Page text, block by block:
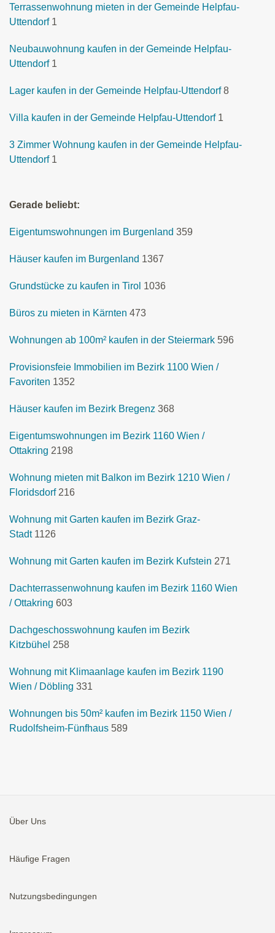
Terrassenwohnung mieten in der Gemeinde Helpfau-
Uttendorf 1
Neubauwohnung kaufen in der Gemeinde Helpfau-
Uttendorf 1
Lager kaufen in der Gemeinde Helpfau-Uttendorf 8
Villa kaufen in der Gemeinde Helpfau-Uttendorf 1
3 Zimmer Wohnung kaufen in der Gemeinde Helpfau-
Uttendorf 1
Gerade beliebt:
Eigentumswohnungen im Burgenland 359
Häuser kaufen im Burgenland 1367
Grundstücke zu kaufen in Tirol 1036
Büros zu mieten in Kärnten 473
Wohnungen ab 100m² kaufen in der Steiermark 596
Provisionsfeie Immobilien im Bezirk 1100 Wien /
Favoriten 1352
Häuser kaufen im Bezirk Bregenz 368
Eigentumswohnungen im Bezirk 1160 Wien /
Ottakring 2198
Wohnung mieten mit Balkon im Bezirk 1210 Wien /
Floridsdorf 216
Wohnung mit Garten kaufen im Bezirk Graz-
Stadt 1126
Wohnung mit Garten kaufen im Bezirk Kufstein 271
Dachterrassenwohnung kaufen im Bezirk 1160 Wien
/ Ottakring 603
Dachgeschosswohnung kaufen im Bezirk
Kitzbühel 258
Wohnung mit Klimaanlage kaufen im Bezirk 1190
Wien / Döbling 331
Wohnungen bis 50m² kaufen im Bezirk 1150 Wien /
Rudolfsheim-Fünfhaus 589
Über Uns
Häufige Fragen
Nutzungsbedingungen